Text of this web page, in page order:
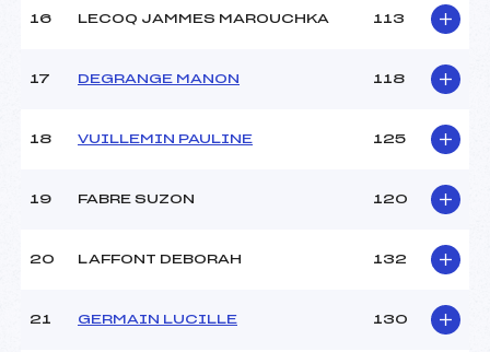
16 LECOQ JAMMES MAROUCHKA 113
17 DEGRANGE MANON 118
18 VUILLEMIN PAULINE 125
19 FABRE SUZON 120
20 LAFFONT DEBORAH 132
21 GERMAIN LUCILLE 130